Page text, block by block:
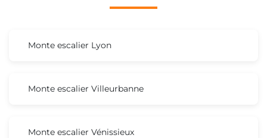
Monte escalier Lyon
Monte escalier Villeurbanne
Monte escalier Vénissieux